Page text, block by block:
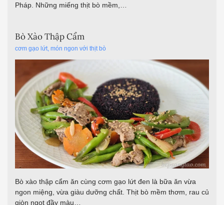
Bò xào thập cẩm ăn cùng cơm gạo lứt đen là bữa ăn vừa
ngon miệng, vừa giàu dưỡng chất. Thịt bò mềm thơm, rau củ
giòn ngọt đầy màu…
Mực Xào Thập Cẩm
cơm gạo lứt